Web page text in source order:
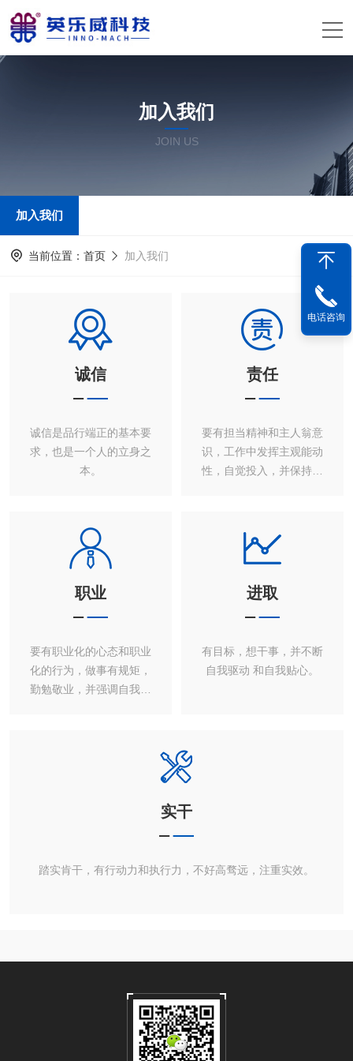
加入我们
JOIN US
加入我们
当前位置： 首页 加入我们
诚信
诚信是品行端正的基本要
求，也是一个人的立身之
本。
责任
要有担当精神和主人翁意
识，工作中发挥主观能动
性，自觉投入，并保持工
职业
要有职业化的心态和职业
化的行为，做事有规矩，
勤勉敬业，并强调自我学
进取
有目标，想干事，并不断
自我驱动 和自我贴心。
实干
踏实肯干，有行动力和执行力，不好高骛远，注重实效。
电话咨询